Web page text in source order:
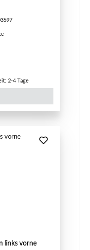
2-4 Tage
links vorne